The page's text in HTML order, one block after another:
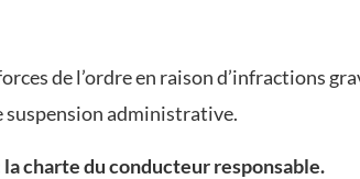
de l’ordre en raison d’infractions
suspension administrative.
charte du conducteur responsable.